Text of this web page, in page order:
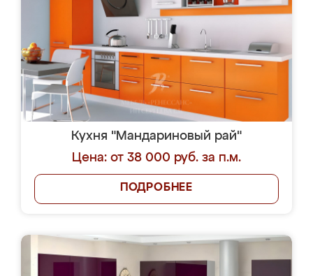
Кухня "Мандариновый рай"
Цена: от 38 000 руб. за п.м.
ПОДРОБНЕЕ